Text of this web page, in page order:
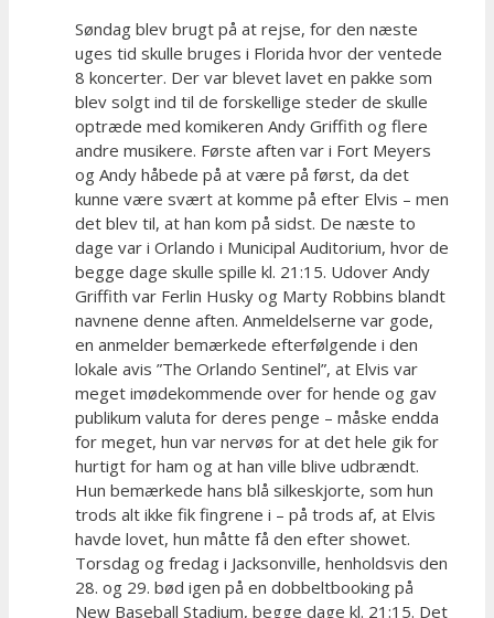
Søndag blev brugt på at rejse, for den næste
uges tid skulle bruges i Florida hvor der ventede
8 koncerter. Der var blevet lavet en pakke som
blev solgt ind til de forskellige steder de skulle
optræde med komikeren Andy Griffith og flere
andre musikere. Første aften var i Fort Meyers
og Andy håbede på at være på først, da det
kunne være svært at komme på efter Elvis – men
det blev til, at han kom på sidst. De næste to
dage var i Orlando i Municipal Auditorium, hvor de
begge dage skulle spille kl. 21:15. Udover Andy
Griffith var Ferlin Husky og Marty Robbins blandt
navnene denne aften. Anmeldelserne var gode,
en anmelder bemærkede efterfølgende i den
lokale avis ”The Orlando Sentinel”, at Elvis var
meget imødekommende over for hende og gav
publikum valuta for deres penge – måske endda
for meget, hun var nervøs for at det hele gik for
hurtigt for ham og at han ville blive udbrændt.
Hun bemærkede hans blå silkeskjorte, som hun
trods alt ikke fik fingrene i – på trods af, at Elvis
havde lovet, hun måtte få den efter showet.
Torsdag og fredag i Jacksonville, henholdsvis den
28. og 29. bød igen på en dobbeltbooking på
New Baseball Stadium, begge dage kl. 21:15. Det